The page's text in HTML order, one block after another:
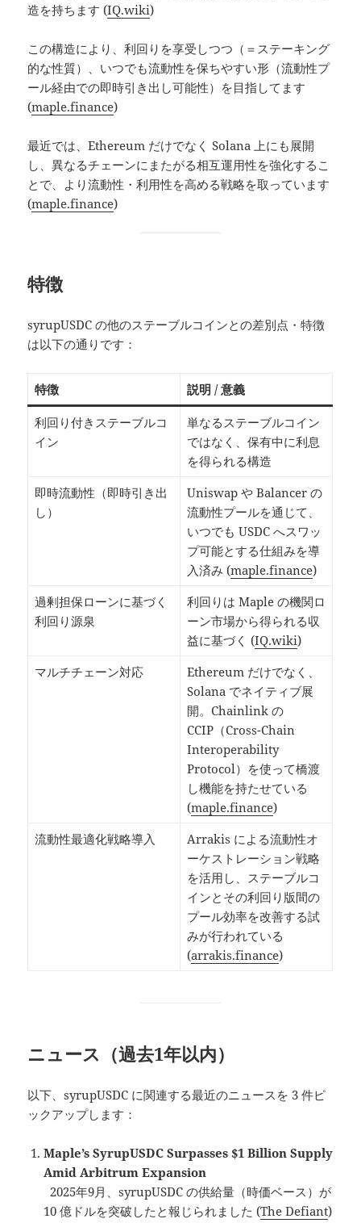
造を持ちます (IQ.wiki)
この構造により、利回りを享受しつつ（＝ステーキング
的な性質）、いつでも流動性を保ちやすい形（流動性プ
ール経由での即時引き出し可能性）を目指してます
(maple.finance)
最近では、Ethereum だけでなく Solana 上にも展開
し、異なるチェーンにまたがる相互運用性を強化するこ
とで、より流動性・利用性を高める戦略を取っています
(maple.finance)
特徴
syrupUSDC の他のステーブルコインとの差別点・特徴
は以下の通りです：
特徴 説明 / 意義
利回り付きステーブルコ
イン
単なるステーブルコイン
ではなく、保有中に利息
を得られる構造
即時流動性（即時引き出
し）
Uniswap や Balancer の
流動性プールを通じて、
いつでも USDC へスワッ
プ可能とする仕組みを導
入済み (maple.finance)
過剰担保ローンに基づく
利回り源泉
利回りは Maple の機関ロ
ーン市場から得られる収
益に基づく (IQ.wiki)
マルチチェーン対応
Ethereum だけでなく、
Solana でネイティブ展
開。Chainlink の
CCIP（Cross-Chain
Interoperability
Protocol）を使って橋渡
し機能を持たせている
(maple.finance)
流動性最適化戦略導入
Arrakis による流動性オ
ーケストレーション戦略
を活用し、ステーブルコ
インとその利回り版間の
プール効率を改善する試
みが行われている
(arrakis.finance)
ニュース（過去1年以内）
以下、syrupUSDC に関連する最近のニュースを 3 件ピ
ックアップします：
Maple’s SyrupUSDC Surpasses $1 Billion Supply
Amid Arbitrum Expansion
2025年9月、syrupUSDC の供給量（時価ベース）が
10 億ドルを突破したと報じられました (The Defiant)